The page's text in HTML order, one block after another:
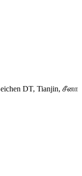
DT, Tianjin, சீனா